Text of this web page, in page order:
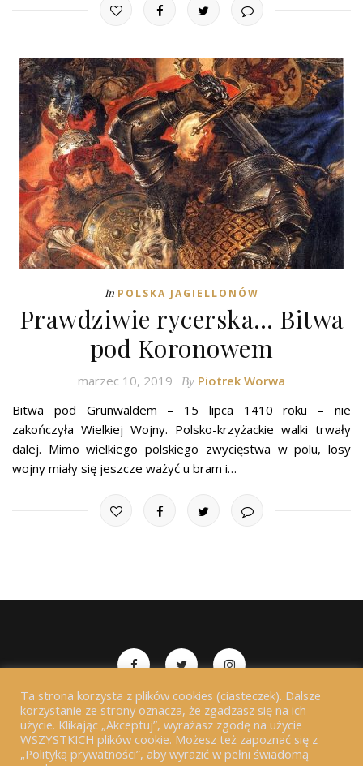
In POLSKA JAGIELLONÓW
Prawdziwie rycerska… Bitwa
pod Koronowem
marzec 10, 2019 By Piotrek Worwa
Bitwa pod Grunwaldem – 15 lipca 1410 roku – nie
zakończyła Wielkiej Wojny. Polsko-krzyżackie walki trwały
dalej. Mimo wielkiego polskiego zwycięstwa w polu, losy
wojny miały się jeszcze ważyć u bram i…
Copyrights 2018-2026 Chwała Zapomniana. All Rights
Reserved.
Ta strona korzysta z plików cookies (ciasteczek). Dalsze
korzystanie ze strony oznacza, że zgadzasz się na ich
użycie. Klikając „Akceptuj”, wyrażasz zgodę na użycie
WSZYSTKICH plików cookie. Możesz też zapoznać się z
„Polityką prywatności”, aby wyrazić w pełni świadomą